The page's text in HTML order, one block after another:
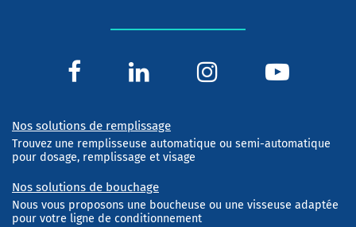
Nos solutions de remplissage
Trouvez une remplisseuse automatique ou semi-automatique
pour dosage, remplissage et visage
Nos solutions de bouchage
Nous vous proposons une boucheuse ou une visseuse adaptée
pour votre ligne de conditionnement